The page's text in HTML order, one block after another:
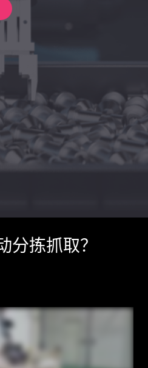
分拣抓取？